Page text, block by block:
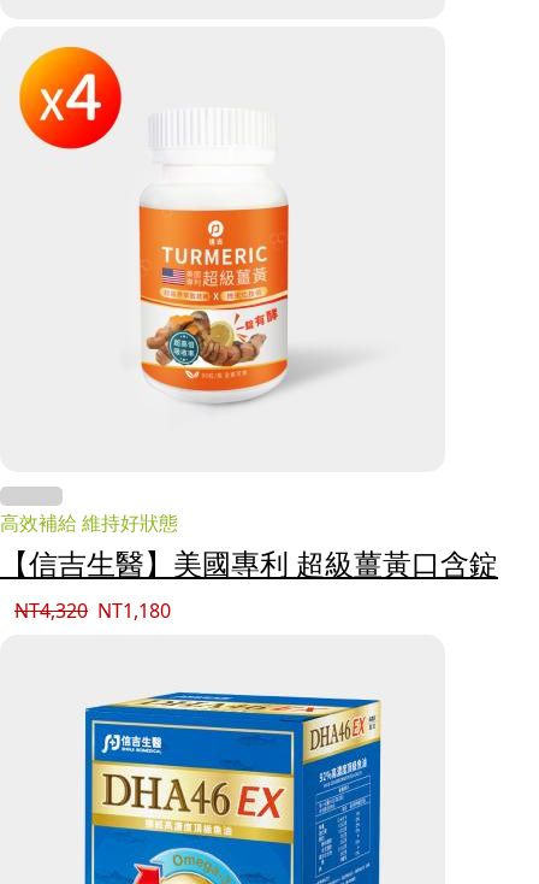
高效補給 維持好狀態
【信吉生醫】美國專利 超級薑黃口含錠
NT4,320 NT1,180